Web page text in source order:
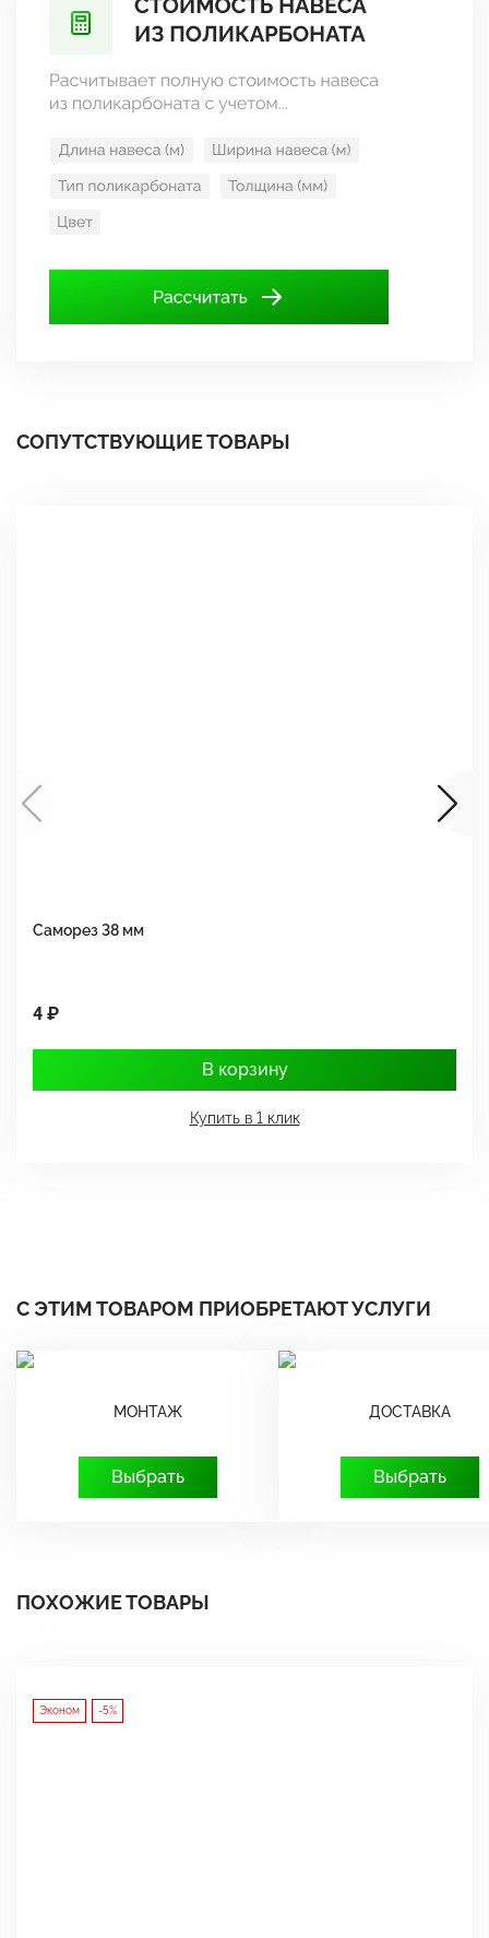
СОПУТСТВУЮЩИЕ ТОВАРЫ
Саморез 38 мм
4 ₽
В корзину
Купить в 1 клик
С ЭТИМ ТОВАРОМ ПРИОБРЕТАЮТ УСЛУГИ
МОНТАЖ
Выбрать
ДОСТАВКА
Выбрать
ПОХОЖИЕ ТОВАРЫ
Эконом -5%